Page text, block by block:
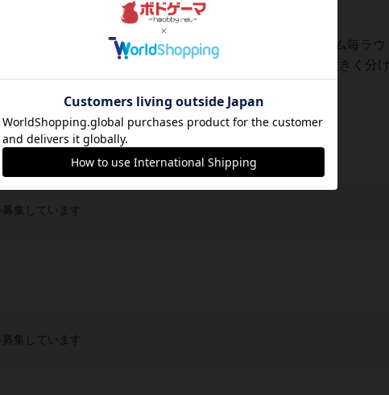
ヶ月）で最も名声点を稼いだ人が勝ち。ただしこのゲーム毎ラウ
ラウンドデッキの中身がコロコロ変動する。カードは大きく分け
ション実行するが1アクション目...
集しています
集しています